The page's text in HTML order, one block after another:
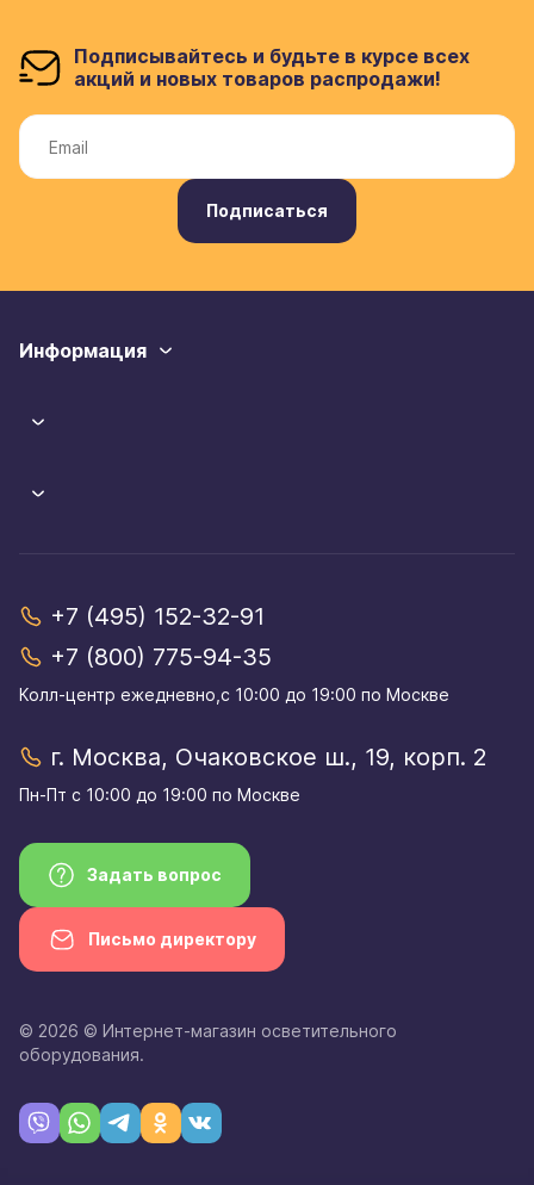
Подписывайтесь и будьте в курсе всех
акций и новых товаров распродажи!
Подписаться
Информация
+7 (495) 152-32-91
+7 (800) 775-94-35
Колл-центр eжедневно,с 10:00 до 19:00 по Москве
г. Москва, Очаковское ш., 19, корп. 2
Пн-Пт с 10:00 до 19:00 по Москве
Задать вопрос
Письмо директору
© 2026 © Интернет-магазин осветительного
оборудования.